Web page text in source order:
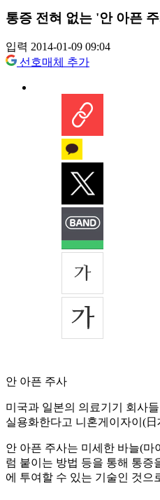
통증 전혀 없는 '안 아픈
입력 2014-01-09 09:04
선호매체 추가
안 아픈 주사
미국과 일본의 의료기기 회사
실용화한다고 니혼게이자이(
안 아픈 주사는 미세한 바늘(마
럼 붙이는 방법 등을 통해 통증
에 투여할 수 있는 기술인 것으